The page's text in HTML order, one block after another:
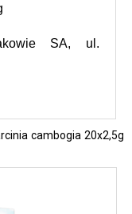
SA, ul.
cambogia 20x2,5g